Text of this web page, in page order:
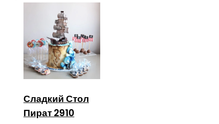
Сладкий Стол
Пират 2910